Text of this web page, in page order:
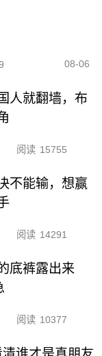
08-06
人就翻墙，布
阅读 15755
不能输，想赢
阅读 14291
底裤露出来
阅读 10377